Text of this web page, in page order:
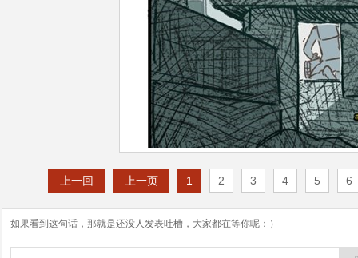
上一回 上一页 1 2 3 4 5 6
如果看到这句话，那就是还没人发表吐槽，大家都在等你呢：）